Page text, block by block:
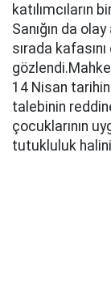
katılımcıların
Sanığın da
sırada
14 Nisan
talebinin
çocuklarının
tutukluluk